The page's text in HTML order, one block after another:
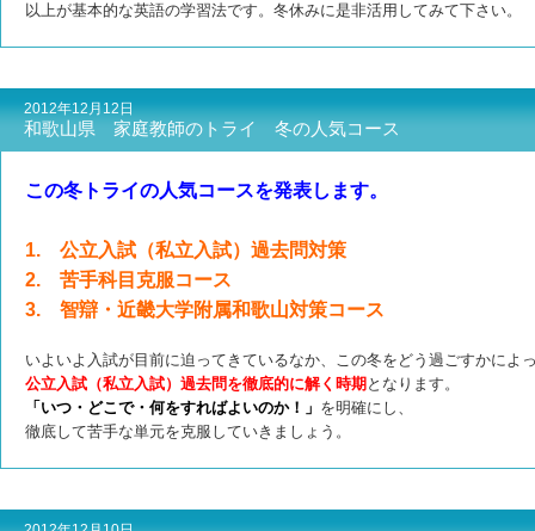
以上が基本的な英語の学習法です。冬休みに是非活用してみて下さい。
2012年12月12日
和歌山県 家庭教師のトライ 冬の人気コース
この冬トライの人気コースを発表します。
1. 公立入試（私立入試）過去問対策
2. 苦手科目克服コース
3. 智辯・近畿大学附属和歌山対策コース
いよいよ入試が目前に迫ってきているなか、この冬をどう過ごすかによ
公立入試（私立入試）過去問を徹底的に解く時期 となります。
「いつ・どこで・何をすればよいのか！」 を明確にし、
徹底して苦手な単元を克服していきましょう。